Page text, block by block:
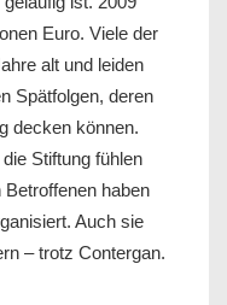
Euro. Viele der
alt und leiden
Spätfolgen, deren
decken können.
Stiftung fühlen
haben
Auch sie
– trotz Contergan.